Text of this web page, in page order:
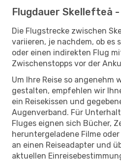
Flugdauer Skellefteå
Die Flugstrecke zwischen
variieren, je nachdem, ob es
oder einen indirekten Flug
Zwischenstopps vor der
Um Ihre Reise so angenehm
gestalten, empfehlen wir
ein Reisekissen und
Augenverband. Für
Fluges eignen sich Bücher,
heruntergeladene Filme oder
an einen Reiseadapter und
aktuellen